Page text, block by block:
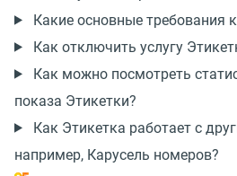
Какие основные требования
Как отключить услугу
Как можно посмотреть
показа Этикетки?
Как Этикетка работает с
например, Карусель номеров?